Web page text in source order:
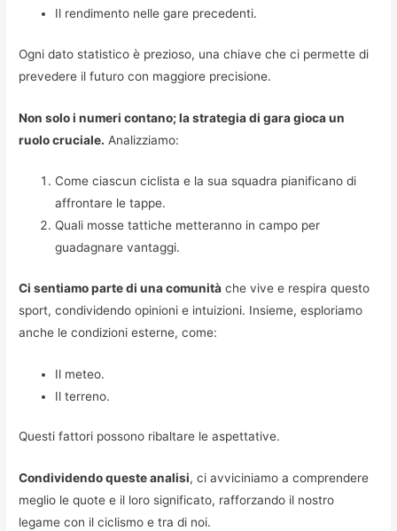
Il rendimento nelle gare precedenti.
Ogni dato statistico è prezioso, una chiave che ci permette di
prevedere il futuro con maggiore precisione.
Non solo i numeri contano; la strategia di gara gioca un
ruolo cruciale. Analizziamo:
Come ciascun ciclista e la sua squadra pianificano di
affrontare le tappe.
Quali mosse tattiche metteranno in campo per
guadagnare vantaggi.
Ci sentiamo parte di una comunità che vive e respira questo
sport, condividendo opinioni e intuizioni. Insieme, esploriamo
anche le condizioni esterne, come:
Il meteo.
Il terreno.
Questi fattori possono ribaltare le aspettative.
Condividendo queste analisi, ci avviciniamo a comprendere
meglio le quote e il loro significato, rafforzando il nostro
legame con il ciclismo e tra di noi.